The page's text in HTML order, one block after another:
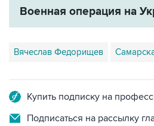
Военная операция на
Вячеслав Федорищев
Купить подписку на
Подписаться на рассылку